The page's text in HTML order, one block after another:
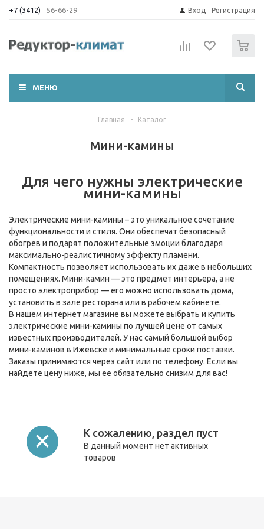
+7 (3412) 56-66-29 Вход Регистрация
МЕНЮ
Главная - Каталог
Мини-камины
Для чего нужны электрические
мини-камины
Электрические мини-камины – это уникальное сочетание
функциональности и стиля. Они обеспечат безопасный
обогрев и подарят положительные эмоции благодаря
максимально-реалистичному эффекту пламени.
Компактность позволяет использовать их даже в небольших
помещениях. Мини-камин — это предмет интерьера, а не
просто электроприбор — его можно использовать дома,
установить в зале ресторана или в рабочем кабинете.
В нашем интернет магазине вы можете выбрать и купить
электрические мини-камины по лучшей цене от самых
известных производителей. У нас самый большой выбор
мини-каминов в Ижевске и минимальные сроки поставки.
Заказы принимаются через сайт или по телефону. Если вы
найдете цену ниже, мы ее обязательно снизим для вас!
К сожалению, раздел пуст
В данный момент нет активных
товаров